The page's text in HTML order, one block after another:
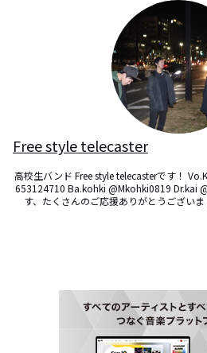
Free style telecaster
高校生バンド Free style telecasterです！
653124710 Ba.kohki @Mkohki0819 Dr.kai
す、たくさんのご応援ありがとうございま